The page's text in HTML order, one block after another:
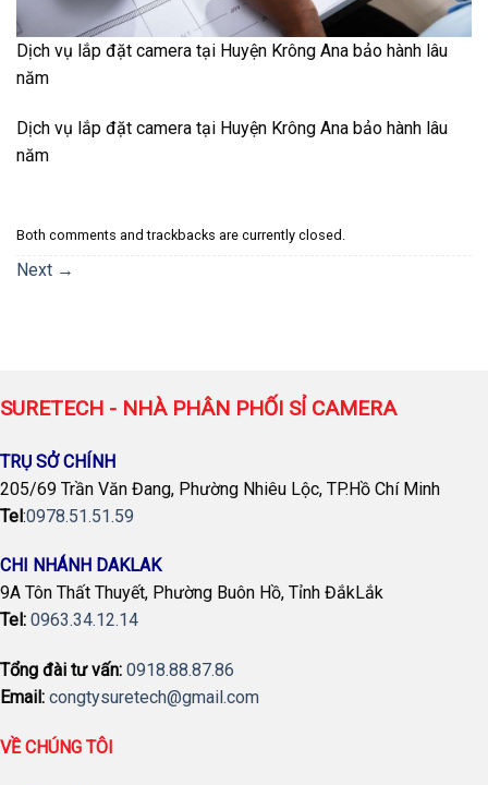
Dịch vụ lắp đặt camera tại Huyện Krông Ana bảo hành lâu
năm
Dịch vụ lắp đặt camera tại Huyện Krông Ana bảo hành lâu
năm
Both comments and trackbacks are currently closed.
Next →
SURETECH - NHÀ PHÂN PHỐI SỈ CAMERA
TRỤ SỞ CHÍNH
205/69 Trần Văn Đang, Phường Nhiêu Lộc, TP.Hồ Chí Minh
Tel:0978.51.51.59
CHI NHÁNH DAKLAK
9A Tôn Thất Thuyết, Phường Buôn Hồ, Tỉnh ĐắkLắk
Tel: 0963.34.12.14
Tổng đài tư vấn: 0918.88.87.86
Email: congtysuretech@gmail.com
VỀ CHÚNG TÔI